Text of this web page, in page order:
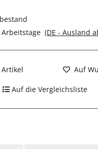
Arbeitstage (DE - Ausland
Artikel Auf
Auf die Vergleichsliste